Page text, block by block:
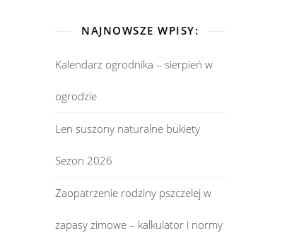
NAJNOWSZE WPISY:
Kalendarz ogrodnika – sierpień w
ogrodzie
Len suszony naturalne bukiety
Sezon 2026
Zaopatrzenie rodziny pszczelej w
zapasy zimowe – kalkulator i normy